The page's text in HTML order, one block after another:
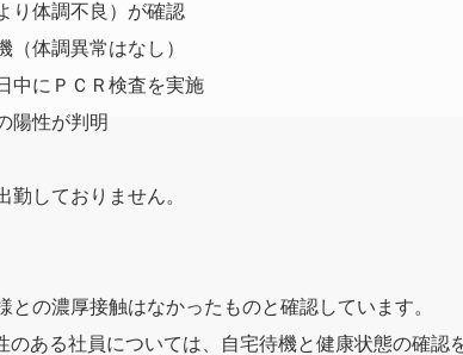
体調不良）が確認
体調異常はなし）
にＰＣＲ検査を実施
陽性が判明
しておりません。
の濃厚接触はなかったものと確認してい ます。
のある社員については、自宅待機と健康状態の確認